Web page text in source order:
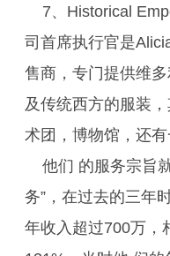
7、Historical
司首席执行官是
售商，专门提供维
及传统西方的服装
术团，博物馆，还有
他们 的服务宗旨
务”，在过去的三年
年收入超过700万，